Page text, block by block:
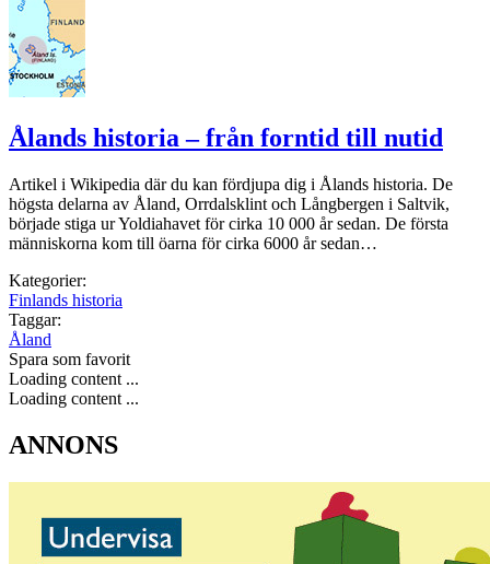
Ålands historia – från forntid till nutid
Artikel i Wikipedia där du kan fördjupa dig i Ålands historia. De
högsta delarna av Åland, Orrdalsklint och Långbergen i Saltvik,
började stiga ur Yoldiahavet för cirka 10 000 år sedan. De första
människorna kom till öarna för cirka 6000 år sedan…
Kategorier:
Finlands historia
Taggar:
Åland
Spara som favorit
Loading content ...
Loading content ...
ANNONS